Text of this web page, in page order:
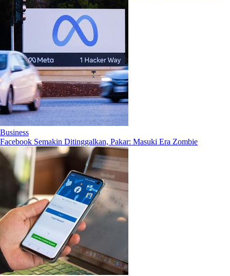
Business
Facebook Semakin Ditinggalkan, Pakar: Masuki Era Zombie